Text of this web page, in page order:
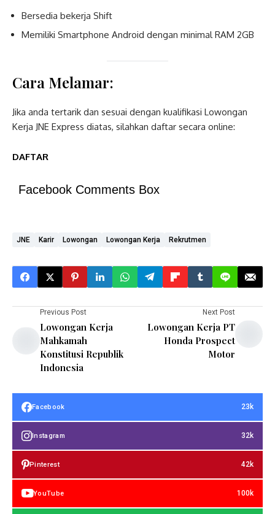
Bersedia bekerja Shift
Memiliki Smartphone Android dengan minimal RAM 2GB
Cara Melamar:
Jika anda tertarik dan sesuai dengan kualifikasi Lowongan
Kerja JNE Express diatas, silahkan daftar secara online:
DAFTAR
Facebook Comments Box
JNE Karir Lowongan Lowongan Kerja Rekrutmen
Previous Post
Lowongan Kerja
Mahkamah
Konstitusi Republik
Indonesia
Next Post
Lowongan Kerja PT
Honda Prospect
Motor
Facebook 23k
Instagram 32k
Pinterest 42k
YouTube 100k